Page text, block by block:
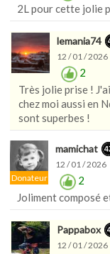
2L pour cette jolie
lemania74
12 / 01 /
2
Très jolie prise !
chez moi aussi en
sont superbes !
Donateur
mamichat
12 / 01 /
2
Joliment composé
Pappabox
12 / 01 /